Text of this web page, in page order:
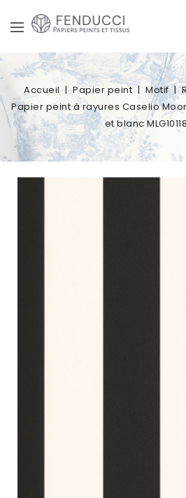
Accueil Papier peint Motif
Papier peint à rayures Caselio
et blanc